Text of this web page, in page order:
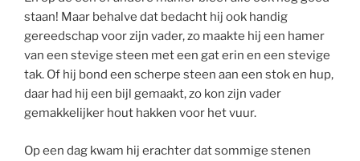
staan! Maar behalve dat bedacht hij ook handig
gereedschap voor zijn vader, zo maakte hij een hamer
van een stevige steen met een gat erin en een stevige
tak. Of hij bond een scherpe steen aan een stok en hup,
daar had hij een bijl gemaakt, zo kon zijn vader
gemakkelijker hout hakken voor het vuur.
Op een dag kwam hij erachter dat sommige stenen